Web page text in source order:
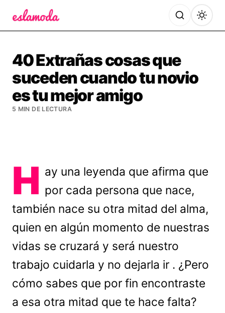
40 Extrañas cosas que
suceden cuando tu novio
es tu mejor amigo
5 MIN DE LECTURA
H ay una leyenda que afirma que
por cada persona que nace,
también nace su otra mitad del alma,
quien en algún momento de nuestras
vidas se cruzará y será nuestro
trabajo cuidarla y no dejarla ir . ¿Pero
cómo sabes que por fin encontraste
a esa otra mitad que te hace falta?